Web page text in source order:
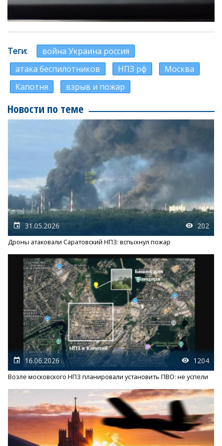
Теги
война Украина россия
атака беспилотников
НПЗ рф
Москва
Капотня
взрыв и пожар
Новости по теме
31.05.2026 202
Дроны атаковали Саратовский НПЗ: вспыхнул пожар
16.06.2026 1204
Возле московского НПЗ планировали установить ПВО: не успели